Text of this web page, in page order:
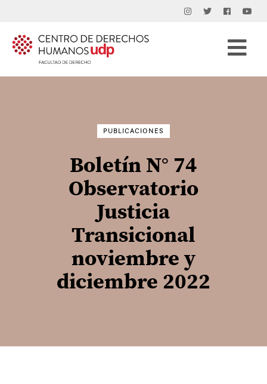
PUBLICACIONES
Boletín N° 74
Observatorio
Justicia
Transicional
noviembre y
diciembre 2022